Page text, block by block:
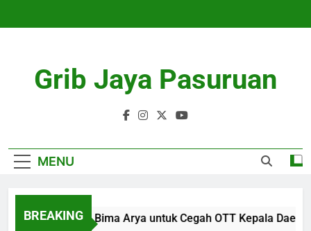
Grib Jaya Pasuruan
MENU
BREAKINGBima Arya untuk Cegah OTT Kepala Daerah